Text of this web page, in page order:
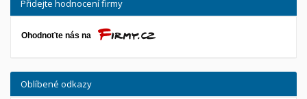
Přidejte hodnocení firmy
Oblíbené odkazy